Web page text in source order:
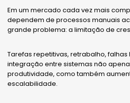
Em um mercado cada vez mais
dependem de processos manuais
grande problema: a limitação de
Tarefas repetitivas, retrabalho,
integração entre sistemas não
produtividade, como também
escalabilidade.